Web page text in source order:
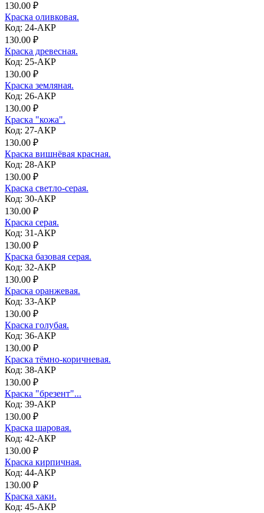
130.00 ₽
Краска оливковая.
Код: 24-АКР
130.00 ₽
Краска древесная.
Код: 25-АКР
130.00 ₽
Краска земляная.
Код: 26-АКР
130.00 ₽
Краска "кожа".
Код: 27-АКР
130.00 ₽
Краска вишнёвая красная.
Код: 28-АКР
130.00 ₽
Краска светло-серая.
Код: 30-АКР
130.00 ₽
Краска серая.
Код: 31-АКР
130.00 ₽
Краска базовая серая.
Код: 32-АКР
130.00 ₽
Краска оранжевая.
Код: 33-АКР
130.00 ₽
Краска голубая.
Код: 36-АКР
130.00 ₽
Краска тёмно-коричневая.
Код: 38-АКР
130.00 ₽
Краска "брезент"...
Код: 39-АКР
130.00 ₽
Краска шаровая.
Код: 42-АКР
130.00 ₽
Краска кирпичная.
Код: 44-АКР
130.00 ₽
Краска хаки.
Код: 45-АКР